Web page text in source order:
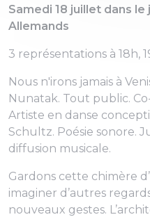
Samedi 18 juillet dans
Allemands
3 représentations à 18h,
Nous n'irons jamais à
Nunatak. Tout public.
Artiste en danse
Schultz. Poésie sonore.
diffusion musicale.
Gardons cette chimère
imaginer d’autres
nouveaux gestes.